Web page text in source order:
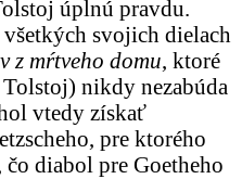
úplnú pravdu.
svojich dielach
z mŕtveho domu, ktoré
nikdy nezabúda
vtedy získať
pre ktorého
diabol pre Goetheho